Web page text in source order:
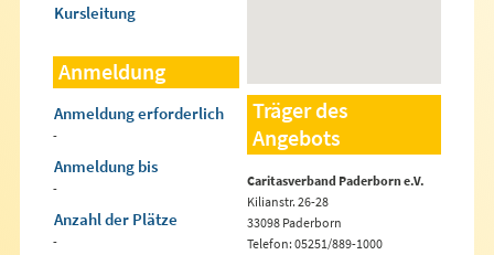
Kursleitung
Anmeldung
Anmeldung erforderlich
-
Anmeldung bis
-
Anzahl der Plätze
-
Träger des
Angebots
Caritasverband Paderborn e.V.
Kilianstr. 26-28
33098 Paderborn
Telefon: 05251/889-1000